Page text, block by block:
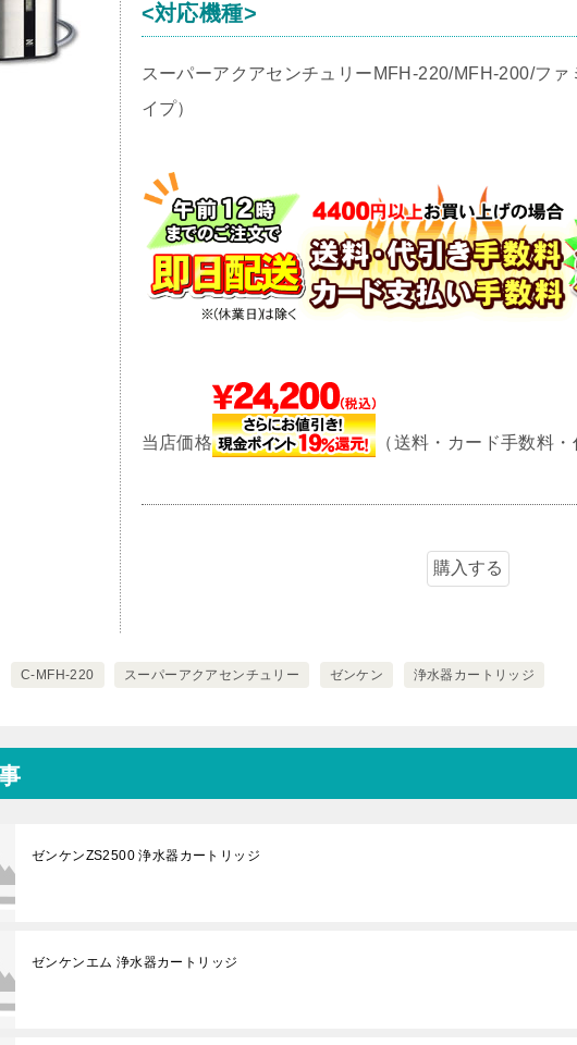
<対応機種>
スーパーアクアセンチュリーMFH-220/MFH-200/ファ
イプ）
当店価格 （送料・カード手数料
C-MFH-220 スーパーアクアセンチュリー ゼンケン 浄水器カートリッジ
ゼンケンZS2500 浄水器カートリッジ
ゼンケンエム 浄水器カートリッジ